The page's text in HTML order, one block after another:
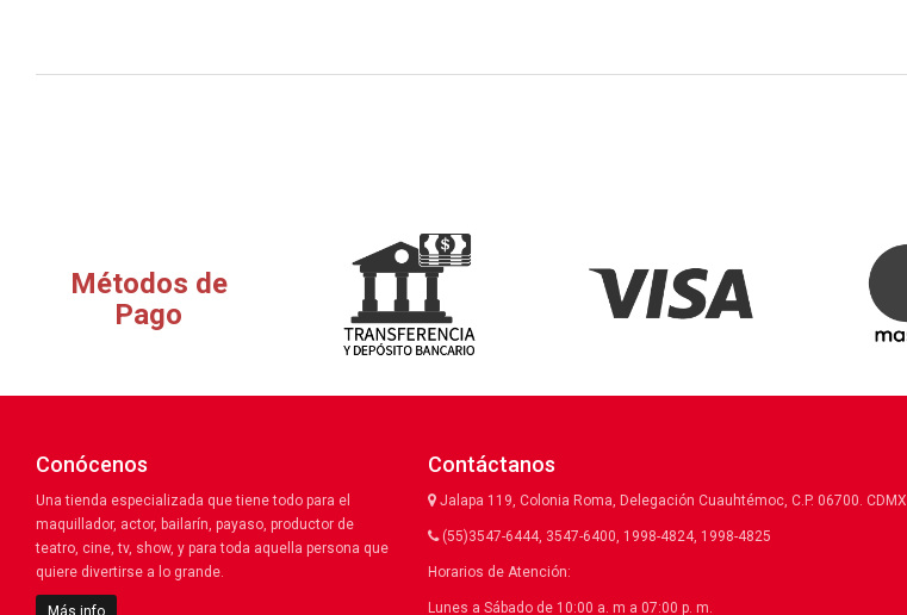
Métodos de
Pago
Conócenos
Una tienda especializada que tiene todo para el
maquillador, actor, bailarín, payaso, productor de
teatro, cine, tv, show, y para toda aquella persona que
quiere divertirse a lo grande.
Más info
Contáctanos
Jalapa 119, Colonia Roma, Delegación Cuauhtémoc, C.P. 06700. CDMX
(55)3547-6444, 3547-6400, 1998-4824, 1998-4825
Horarios de Atención:
Lunes a Sábado de 10:00 a. m a 07:00 p. m.